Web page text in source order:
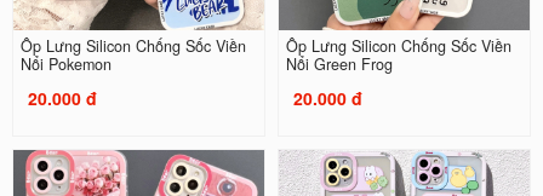
Ốp Lưng Silicon Chống Sốc Viền
Nổi Pokemon
20.000 đ
Ốp Lưng Silicon Chống Sốc Viền
Nổi Green Frog
20.000 đ